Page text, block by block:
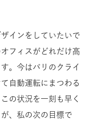
インをしていたいで
フィスがどれだけ高
。今はパリのクライ
自動運転にまつわる
の状況を一刻も早く
、私の次の目標で